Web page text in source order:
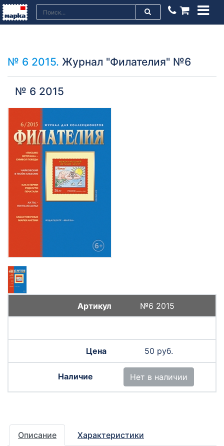
№ 6 2015. Журнал "Филателия" №6
№ 6 2015
№6 2015
50 руб.
Нет в наличии
Описание Характеристики